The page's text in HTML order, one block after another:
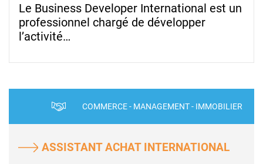
Le Business Developer International est un
professionnel chargé de développer
l’activité…
ASSISTANT ACHAT INTERNATIONAL
COMMERCE - MANAGEMENT - IMMOBILIER